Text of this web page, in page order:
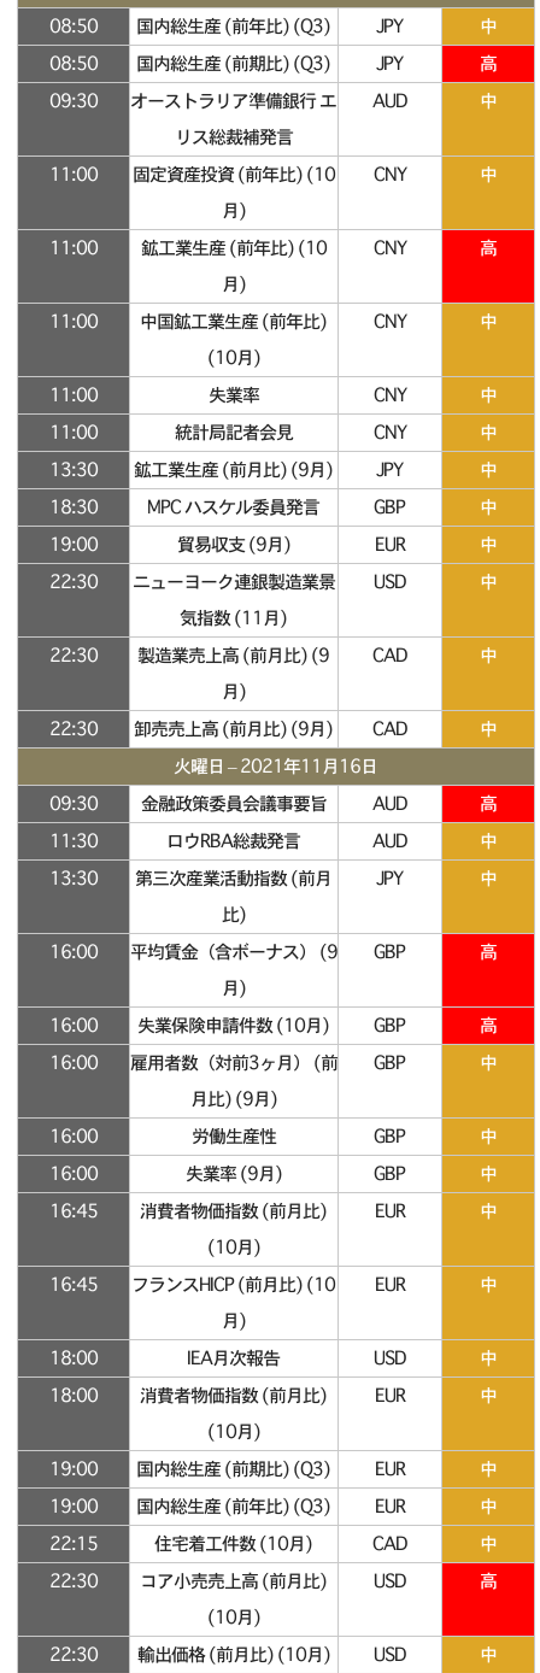
08:50 国内総生産 (前年比) (Q3) JPY
中
08:50
国内総生産 (前期比) (Q3) JPY
高
09:30
オーストラリア準備銀行 エ
リス総裁補発言
AUD 中
11:00
固定資産投資 (前年比) (10
月)
CNY 中
11:00
鉱工業生産 (前年比) (10
月)
CNY 高
11:00
中国鉱工業生産 (前年比)
(10月)
CNY 中
11:00 失業率 CNY
中
11:00
統計局記者会見 CNY
中
13:30
鉱工業生産 (前月比) (9月) JPY
中
18:30
MPC ハスケル委員発言 GBP
中
19:00
貿易収支 (9月) EUR
中
22:30
ニューヨーク連銀製造業景
気指数 (11月)
USD 中
22:30
製造業売上高 (前月比) (9
月)
CAD 中
22:30 卸売売上高 (前月比) (9月) CAD
中
火曜日 – 2021年11月16日
09:30
金融政策委員会議事要旨 AUD
高
11:30
ロウRBA総裁発言 AUD
中
13:30
第三次産業活動指数 (前月
比)
JPY 中
16:00
平均賃金（含ボーナス） (9
月)
GBP 高
16:00 失業保険申請件数 (10月) GBP
高
16:00
雇用者数（対前3ヶ月） (前
月比) (9月)
GBP 中
16:00 労働生産性 GBP
中
16:00
失業率 (9月) GBP
中
16:45
消費者物価指数 (前月比)
(10月)
EUR 中
16:45
フランスHICP (前月比) (10
月)
EUR 中
18:00 IEA月次報告 USD
中
18:00
消費者物価指数 (前月比)
(10月)
EUR 中
19:00 国内総生産 (前期比) (Q3) EUR
中
19:00
国内総生産 (前年比) (Q3) EUR
中
22:15
住宅着工件数 (10月) CAD
中
22:30
コア小売売上高 (前月比)
(10月)
USD 高
22:30 輸出価格 (前月比) (10月) USD
中